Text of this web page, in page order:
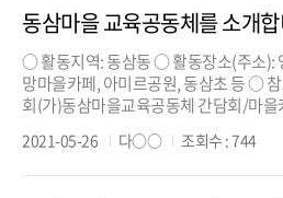
동삼마을 교육공동체를 소개
○ 활동지역: 동삼동 ○ 활동장소(주소):
망마을카페, 아미르공원, 동삼초 등 ○
회(가)동삼마을교육공동체 간담회/마을
는 6개 단체(영도참사랑부모회/영도희
랑뜰가족연구소/동삼희망(주)/동삼1동
교육공동체 운영을 위한 협약서 체결,
2021-05-26 다○○ 조회수 : 744